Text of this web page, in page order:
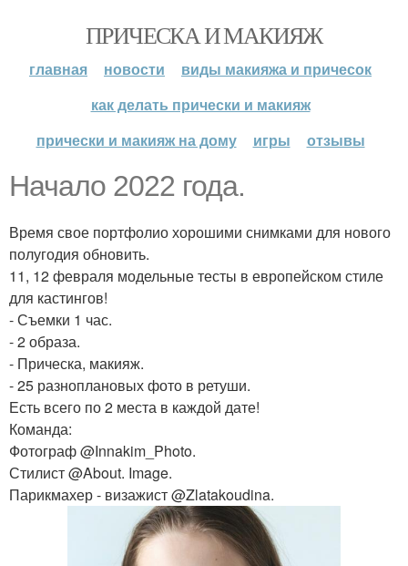
ПРИЧЕСКА И МАКИЯЖ
главная новости
виды макияжа и причесок
как делать прически и макияж
прически и макияж на дому
игры отзывы
Начало 2022 года.
Время свое портфолио хорошими снимками для нового
полугодия обновить.
11, 12 февраля модельные тесты в европейском стиле
для кастингов!
- Съемки 1 час.
- 2 образа.
- Прическа, макияж.
- 25 разноплановых фото в ретуши.
Есть всего по 2 места в каждой дате!
Команда:
Фотограф @Innakim_Photo.
Стилист @About. Image.
Парикмахер - визажист @Zlatakoudina.